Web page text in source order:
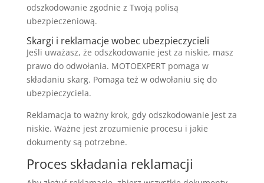
odszkodowanie zgodnie z Twoją polisą
ubezpieczeniową.
Skargi i reklamacje wobec ubezpieczycieli
Jeśli uważasz, że odszkodowanie jest za niskie, masz
prawo do odwołania. MOTOEXPERT pomaga w
składaniu skarg. Pomaga też w odwołaniu się do
ubezpieczyciela.
Reklamacja to ważny krok, gdy odszkodowanie jest za
niskie. Ważne jest zrozumienie procesu i jakie
dokumenty są potrzebne.
Proces składania reklamacji